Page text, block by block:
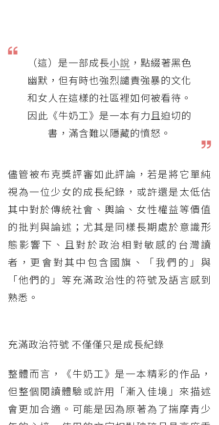
（這）是一部成長小說 ，點綴著黑色
幽默，但有時也強烈譴責強暴的文化
和女人在這樣的社區裡如何被看待。
因此《牛奶工》是一本有力且迫切的
書，滿含難以隱藏的憤怒。
儘管被布克獎評審如此評論，若是將它單純
視為一位少女的成長紀錄，或許還是太低估
其中對於傳統社會、輿論、女性權益等價值
的批判與論述；尤其是同樣長期處於意識形
態影響下、且對於政治相對敏感的台灣讀
者，更會對其中包含國旗、「我們的」與
「他們的」等充滿政治性的符號及語言感到
熟悉。
充滿政治符號 不僅僅只是成長紀錄
整體而言，《牛奶工》是一本精彩的作品，
但整個閱讀體驗或許用「漸入佳境」來描述
會更加合適。可能是因為原著為了揣摩青少